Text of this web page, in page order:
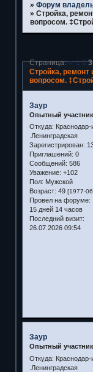
» Форум
» Стройка,
вопросом.
Стройка, ремонт
вопросом.
Страница:« 1 2 3
Заур
Опытный участник
Откуда: Краснодар-
.Ленинградская
Зарегистрирован:
Приглашений: 0
Сообщений: 586
Уважение: +102
Пол: Мужской
Возраст: 49 [1977-
Провел на форуме:
15 дней 14 часов
Последний визит:
26.07.2026 09:54
Заур
Опытный участник
Откуда: Краснодар-
.Ленинградская